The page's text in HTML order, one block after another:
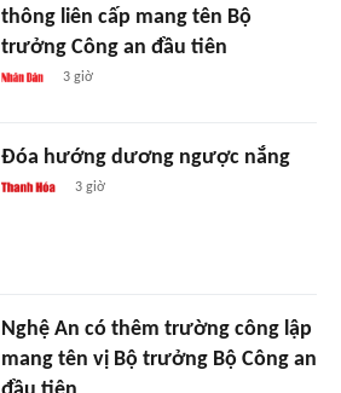
thông liên cấp mang tên Bộ
trưởng Công an đầu tiên
3 giờ
Đóa hướng dương ngược nắng
3 giờ
Nghệ An có thêm trường công lập
mang tên vị Bộ trưởng Bộ Công an